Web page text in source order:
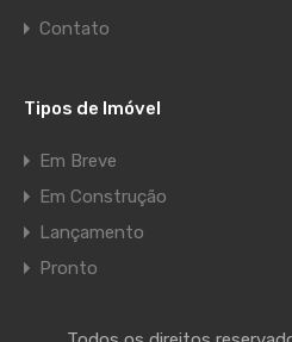
Contato
Tipos de Imóvel
Em Breve
Em Construção
Lançamento
Pronto